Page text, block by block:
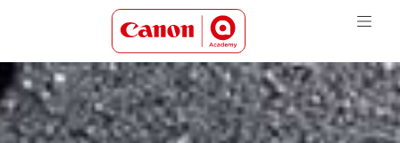
Canon Academy Logo